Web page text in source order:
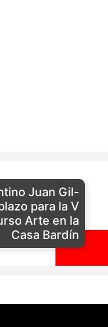
Juan Gil-
para la V
Arte en la
Casa Bardín